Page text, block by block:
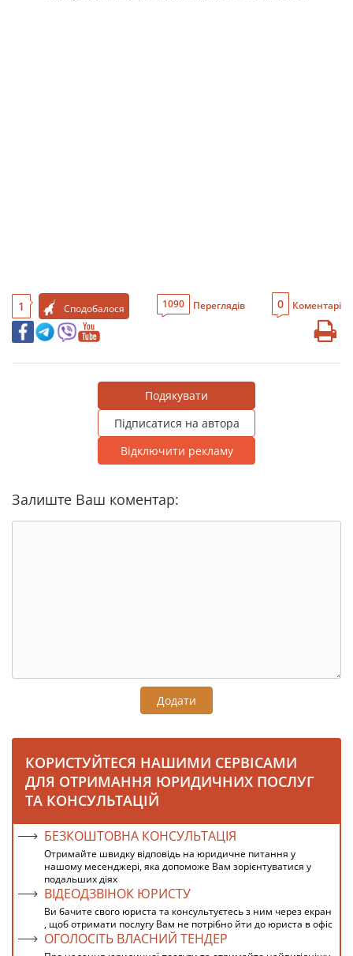
1 Сподобалося 1090 Переглядів 0 Коментарі
Подякувати
Підписатися на автора
Відключити рекламу
Залиште Ваш коментар:
Додати
КОРИСТУЙТЕСЯ НАШИМИ СЕРВІСАМИ
ДЛЯ ОТРИМАННЯ ЮРИДИЧНИХ ПОСЛУГ
ТА КОНСУЛЬТАЦІЙ
БЕЗКОШТОВНА КОНСУЛЬТАЦІЯ
Отримайте швидку відповідь на юридичне питання у
нашому месенджері, яка допоможе Вам зорієнтуватися у
подальших діях
ВІДЕОДЗВІНОК ЮРИСТУ
Ви бачите свого юриста та консультуєтесь з ним через екран
, щоб отримати послугу Вам не потрібно йти до юриста в офіс
ОГОЛОСІТЬ ВЛАСНИЙ ТЕНДЕР